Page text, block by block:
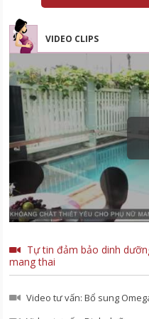
VIDEO CLIPS
Tự tin đảm bảo dinh
mang thai
Video tư vấn: Bổ sung